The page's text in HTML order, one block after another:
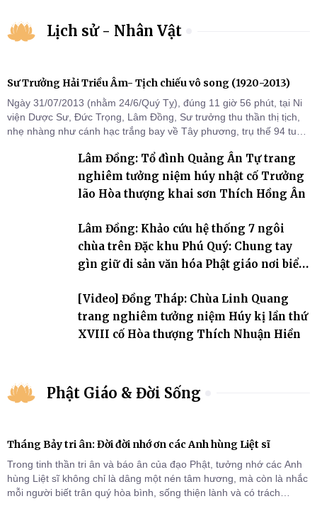
Lịch sử - Nhân Vật
Sư Trưởng Hải Triều Âm- Tịch chiếu vô song (1920-2013)
Ngày 31/07/2013 (nhằm 24/6/Quý Tỵ), đúng 11 giờ 56 phút, tại Ni
viện Dược Sư, Đức Trọng, Lâm Đồng, Sư trưởng thu thần thị tịch,
nhẹ nhàng như cánh hạc trắng bay về Tây phương, trụ thế 94 tuổi
Lâm Đồng: Tổ đình Quảng Ân Tự trang
nghiêm tưởng niệm húy nhật cố Trưởng
lão Hòa thượng khai sơn Thích Hồng Ân
Lâm Đồng: Khảo cứu hệ thống 7 ngôi
chùa trên Đặc khu Phú Quý: Chung tay
gìn giữ di sản văn hóa Phật giáo nơi biển
[Video] Đồng Tháp: Chùa Linh Quang
trang nghiêm tưởng niệm Húy kị lần thứ
XVIII cố Hòa thượng Thích Nhuận Hiền
Phật Giáo & Đời Sống
Tháng Bảy tri ân: Đời đời nhớ ơn các Anh hùng Liệt sĩ
Trong tinh thần tri ân và báo ân của đạo Phật, tưởng nhớ các Anh
hùng Liệt sĩ không chỉ là dâng một nén tâm hương, mà còn là nhắc
mỗi người biết trân quý hòa bình, sống thiện lành và có trách